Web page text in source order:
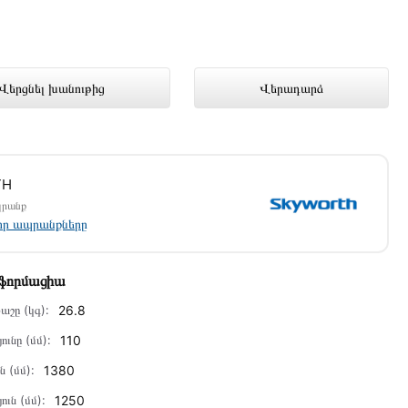
խանութից Վերադարձ
լավագույն գնով 759 000
ապրանքները
(կգ): 26.8
(մմ): 110
(մմ): 1380
(մմ): 1250